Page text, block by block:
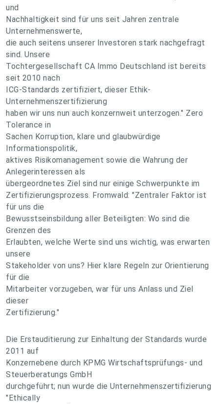
und
Nachhaltigkeit sind für uns seit Jahren zentrale
Unternehmenswerte,
die auch seitens unserer Investoren stark nachgefragt
sind. Unsere
Tochtergesellschaft CA Immo Deutschland ist bereits
seit 2010 nach
ICG-Standards zertifiziert, dieser Ethik-
Unternehmenszertifizierung
haben wir uns nun auch konzernweit unterzogen." Zero
Tolerance in
Sachen Korruption, klare und glaubwürdige
Informationspolitik,
aktives Risikomanagement sowie die Wahrung der
Anlegerinteressen als
übergeordnetes Ziel sind nur einige Schwerpunkte im
Zertifizierungsprozess. Fromwald: "Zentraler Faktor ist
für uns die
Bewusstseinsbildung aller Beteiligten: Wo sind die
Grenzen des
Erlaubten, welche Werte sind uns wichtig, was erwarten
unsere
Stakeholder von uns? Hier klare Regeln zur Orientierung
für die
Mitarbeiter vorzugeben, war für uns Anlass und Ziel
dieser
Zertifizierung."
Die Erstauditierung zur Einhaltung der Standards wurde
2011 auf
Konzernebene durch KPMG Wirtschaftsprüfungs- und
Steuerberatungs GmbH
durchgeführt; nun wurde die Unternehmenszertifizierung
"Ethically